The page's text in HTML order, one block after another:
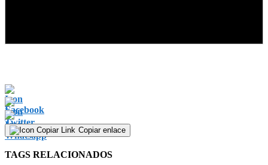
Copiar enlace
TAGS RELACIONADOS